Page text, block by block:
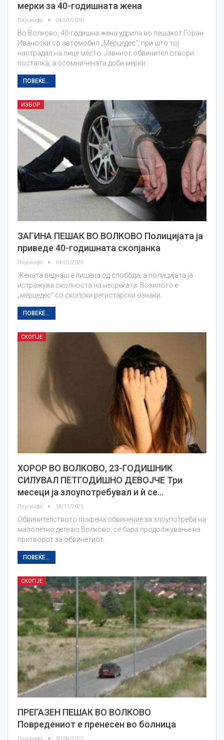
мерки за 40-годишната жена
Плусинфо 04/01/2026
Во Волково, 40-годишна жена удрила во пешакот Горан
Иваноски со автомобил „Мерцедес“, при што тој
настрадал на лице место. Јавниот обвинител отвори
постапка, а осомничената доби мерки…
ПОВЕЌЕ...
ИЗБОР
ЗАГИНА ПЕШАК ВО ВОЛКОВО Полицијата ја
приведе 40-годишната скопјанка
Плусинфо 04/01/2026
Жената веднаш е лишена од слобода, а полицијата ја
истражува околноста на несреќата. Возилото е
„мерцедес“ со скопски регистарски ознаки.
ПОВЕЌЕ...
СКОПЈЕ
ХОРОР ВО ВОЛКОВО, 23-ГОДИШНИК
СИЛУВАЛ ПЕТГОДИШНО ДЕВОЈЧЕ Три
месеци ја злоупотребувал и ѝ се…
Плусинфо 18/11/2025
Обвинителството покрена обвинение за злоупотреба на
малолетно дете во Волково, се бара продолжување на
притворот за обвинетиот.
ПОВЕЌЕ...
СКОПЈЕ
ПРЕГАЗЕН ПЕШАК ВО ВОЛКОВО
Повредениот е пренесен во болница